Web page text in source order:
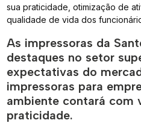
sua praticidade, otimização de
qualidade de vida dos
As impressoras da
destaques no setor
expectativas do
impressoras para
ambiente contará com
praticidade.